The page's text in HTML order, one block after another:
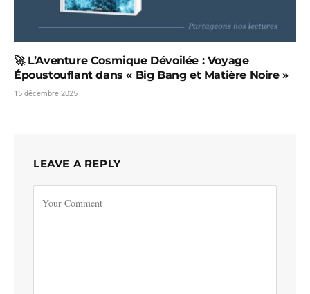
🚀 L’Aventure Cosmique Dévoilée : Voyage
Époustouflant dans « Big Bang et Matière Noire »
15 décembre 2025
LEAVE A REPLY